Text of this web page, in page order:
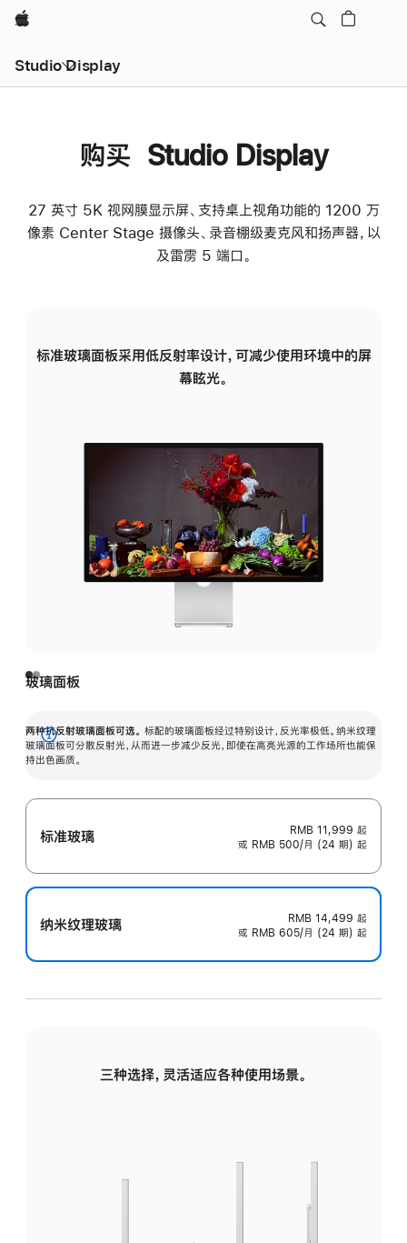
Apple
Studio Display
购买 Studio Display
27 英寸 5K 视网膜显示屏、支持桌上视角功能的 1200 万
像素 Center Stage 摄像头、录音棚级麦克风和扬声器，以
及雷雳 5 端口。
标准玻璃面板采用低反射率设计，可减少使用环境中的屏
幕眩光。
玻璃面板
两种抗反射玻璃面板可选。 标配的玻璃面板经过特别设计，反光率极低。纳米纹理
玻璃面板可分散反射光，从而进一步减少反光，即使在高亮光源的工作场所也能保
持出色画质。
展
开
标准玻璃 RMB 11,999 起
或 RMB 500/月 (24 期) 起
纳米纹理玻璃 RMB 14,499 起
或 RMB 605/月 (24 期) 起
三种选择，灵活适应各种使用场景。